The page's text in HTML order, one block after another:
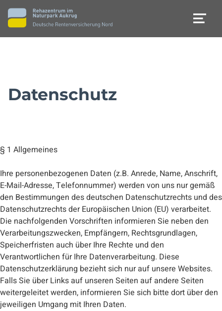
Datenschutz
§ 1 Allgemeines
Ihre personenbezogenen Daten (z.B. Anrede, Name, Anschrift,
E-Mail-Adresse, Telefonnummer) werden von uns nur gemäß
den Bestimmungen des deutschen Datenschutzrechts und des
Datenschutzrechts der Europäischen Union (EU) verarbeitet.
Die nachfolgenden Vorschriften informieren Sie neben den
Verarbeitungszwecken, Empfängern, Rechtsgrundlagen,
Speicherfristen auch über Ihre Rechte und den
Verantwortlichen für Ihre Datenverarbeitung. Diese
Datenschutzerklärung bezieht sich nur auf unsere Websites.
Falls Sie über Links auf unseren Seiten auf andere Seiten
weitergeleitet werden, informieren Sie sich bitte dort über den
jeweiligen Umgang mit Ihren Daten.